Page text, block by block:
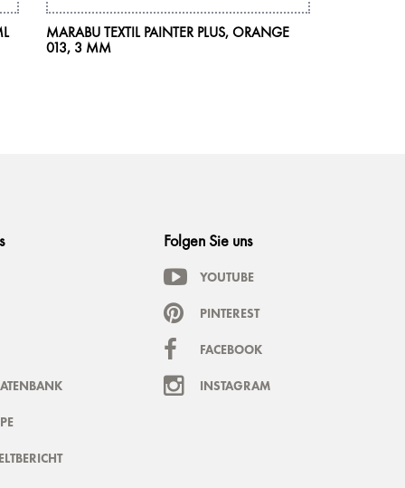
MARABU TEXTIL PAINTER PLUS, ORANGE
013, 3 MM
Folgen Sie uns
YOUTUBE
PINTEREST
FACEBOOK
INSTAGRAM